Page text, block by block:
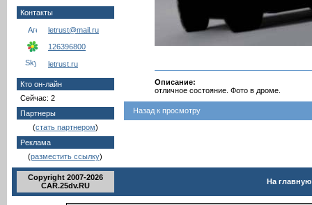
Контакты
letrust@mail.ru
126396800
letrust.ru
Кто он-лайн
Сейчас: 2
Партнеры
(стать партнером)
Реклама
(разместить ссылку)
Описание:
отличное состояние. Фото в дроме.
Назад к просмотру
Copyright 2007-2026
CAR.25dv.RU
На главную